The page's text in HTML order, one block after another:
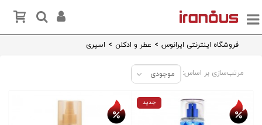
فروشگاه اینترنتی ایرانوس > عطر و ادکلن > اسپری
مرتب‌سازی بر اساس: موجودی
جدید
تخفیف روز